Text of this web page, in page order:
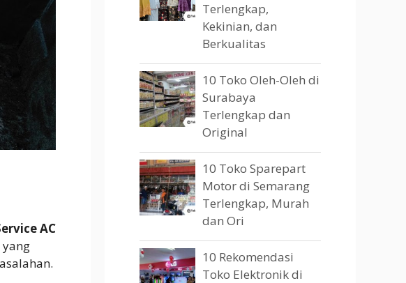
AC
Terlengkap,
Kekinian, dan
Berkualitas
10 Toko Oleh-Oleh di
Surabaya
Terlengkap dan
Original
10 Toko Sparepart
Motor di Semarang
Terlengkap, Murah
dan Ori
10 Rekomendasi
Toko Elektronik di